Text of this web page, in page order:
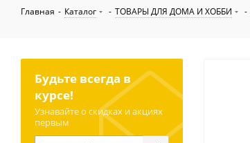
Главная - Каталог - ТОВАРЫ ДЛЯ ДОМА И ХОББИ -
Будьте всегда в
курсе!
Узнавайте о скидках и акциях
первым